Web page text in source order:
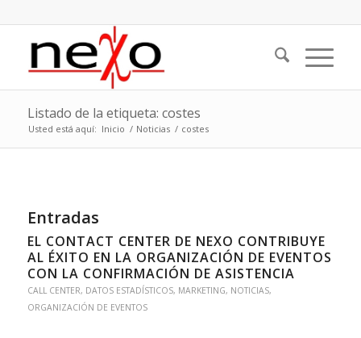
Listado de la etiqueta: costes
Usted está aquí: Inicio / Noticias / costes
Entradas
EL CONTACT CENTER DE NEXO CONTRIBUYE
AL ÉXITO EN LA ORGANIZACIÓN DE EVENTOS
CON LA CONFIRMACIÓN DE ASISTENCIA
CALL CENTER, DATOS ESTADÍSTICOS, MARKETING, NOTICIAS,
ORGANIZACIÓN DE EVENTOS